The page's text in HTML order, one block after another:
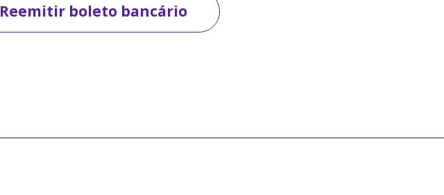
Reemitir boleto bancário